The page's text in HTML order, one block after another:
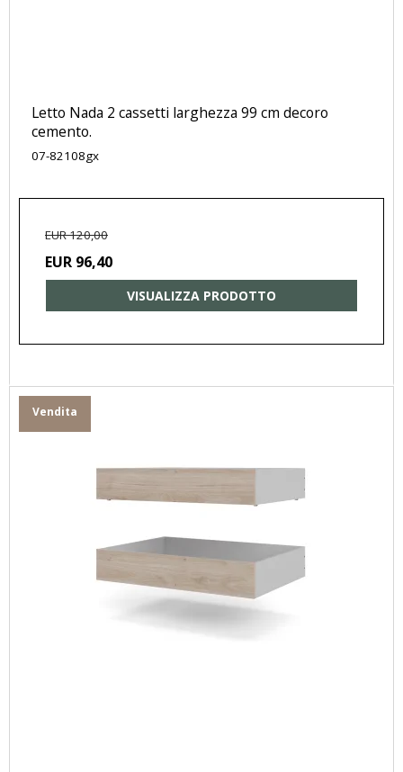
Letto Nada 2 cassetti larghezza 99 cm decoro
cemento.
07-82108gx
EUR 120,00
EUR 96,40
VISUALIZZA PRODOTTO
Vendita